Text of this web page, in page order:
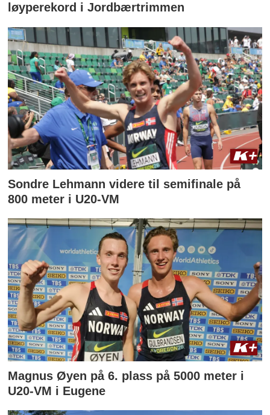
løyperekord i Jordbærtrimmen
Sondre Lehmann videre til semifinale på
800 meter i U20-VM
Magnus Øyen på 6. plass på 5000 meter i
U20-VM i Eugene